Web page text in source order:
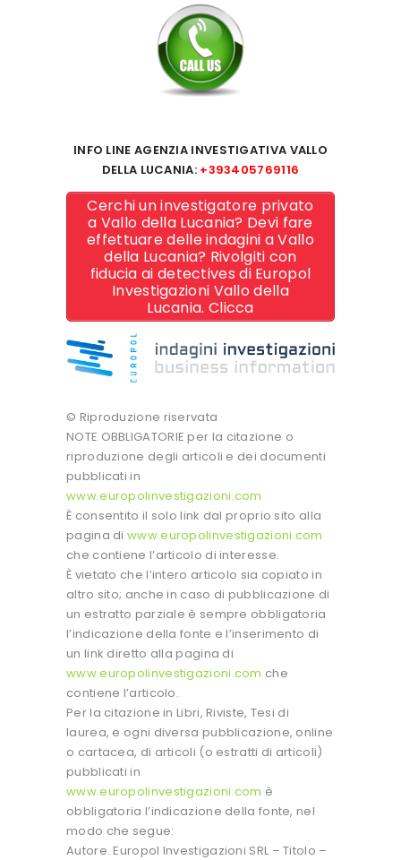
INFO LINE AGENZIA INVESTIGATIVA VALLO
DELLA LUCANIA: +393405769116
Cerchi un investigatore privato
a Vallo della Lucania? Devi fare
effettuare delle indagini a Vallo
della Lucania? Rivolgiti con
fiducia ai detectives di Europol
Investigazioni Vallo della
Lucania. Clicca
© Riproduzione riservata
NOTE OBBLIGATORIE per la citazione o
riproduzione degli articoli e dei documenti
pubblicati in
www.europolinvestigazioni.com
È consentito il solo link dal proprio sito alla
pagina di www.europolinvestigazioni.com
che contiene l’articolo di interesse.
È vietato che l’intero articolo sia copiato in
altro sito; anche in caso di pubblicazione di
un estratto parziale è sempre obbligatoria
l’indicazione della fonte e l’inserimento di
un link diretto alla pagina di
www.europolinvestigazioni.com che
contiene l’articolo.
Per la citazione in Libri, Riviste, Tesi di
laurea, e ogni diversa pubblicazione, online
o cartacea, di articoli (o estratti di articoli)
pubblicati in
www.europolinvestigazioni.com è
obbligatoria l’indicazione della fonte, nel
modo che segue:
Autore. Europol Investigazioni SRL – Titolo –